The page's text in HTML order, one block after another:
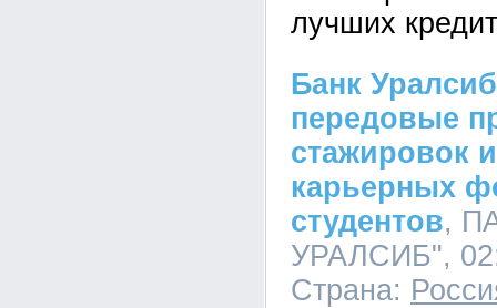
лучших
Банк
передовые
стажировок
карьерных
студентов,
УРАЛСИБ",
Страна: